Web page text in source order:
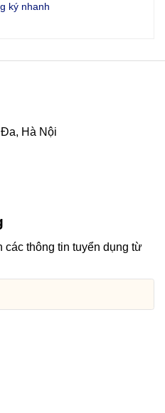
ký nhanh
Hà Nội
các thông tin tuyển dụng từ